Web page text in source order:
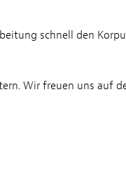
schnell den
Wir freuen uns auf